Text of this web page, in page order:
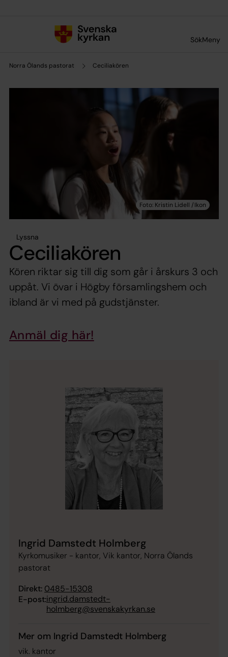
SökMeny
Norra Ölands pastorat Ceciliakören
Lyssna
Ceciliakören
Kören riktar sig till dig som går i årskurs 3 och
uppåt. Vi övar i Högby församlingshem och
ibland är vi med på gudstjänster.
Anmäl dig här!
Ingrid Damstedt Holmberg
Kyrkomusiker - kantor, Vik kantor, Norra Ölands
pastorat
Direkt: 0485-15308
E-post:ingrid.damstedt-
holmberg@svenskakyrkan.se
Mer om Ingrid Damstedt Holmberg
vik. kantor